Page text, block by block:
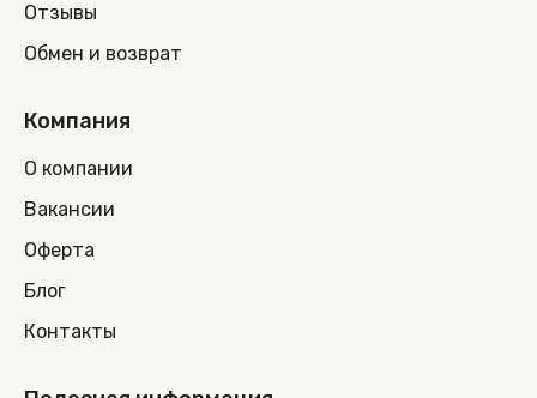
Отзывы
Обмен и возврат
Компания
О компании
Вакансии
Оферта
Блог
Контакты